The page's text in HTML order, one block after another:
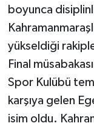
boyunca
yükseldiği
Final
Spor Kulübü
karşıya gelen
isim oldu.